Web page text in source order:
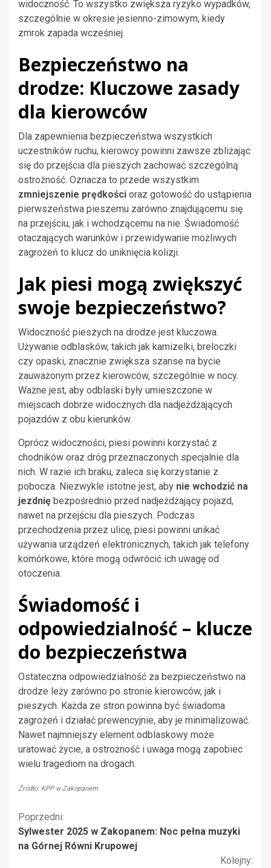
widoczność. To wszystko zwiększa ryzyko wypadków,
szczególnie w okresie jesienno-zimowym, kiedy
zmrok zapada wcześniej.
Bezpieczeństwo na
drodze: Kluczowe zasady
dla kierowców
Dla zapewnienia bezpieczeństwa wszystkich
uczestników ruchu, kierowcy powinni zawsze zbliżając
się do przejścia dla pieszych zachować szczególną
ostrożność. Oznacza to przede wszystkim
zmniejszenie prędkości oraz gotowość do ustąpienia
pierwszeństwa pieszemu zarówno znajdującemu się
na przejściu, jak i wchodzącemu na nie. Świadomość
otaczających warunków i przewidywanie możliwych
zagrożeń to klucz do uniknięcia kolizji.
Jak piesi mogą zwiększyć
swoje bezpieczeństwo?
Widoczność pieszych na drodze jest kluczowa.
Używanie odblasków, takich jak kamizelki, breloczki
czy opaski, znacznie zwiększa szanse na bycie
zauważonym przez kierowców, szczególnie w nocy.
Ważne jest, aby odblaski były umieszczone w
miejscach dobrze widocznych dla nadjeżdżających
pojazdów z obu kierunków.
Oprócz widoczności, piesi powinni korzystać z
chodników oraz dróg przeznaczonych specjalnie dla
nich. W razie ich braku, zaleca się korzystanie z
pobocza. Niezwykle istotne jest, aby nie wchodzić na
jezdnię bezpośrednio przed nadjeżdżający pojazd,
nawet na przejściu dla pieszych. Podczas
przechodzenia przez ulicę, piesi powinni unikać
używania urządzeń elektronicznych, takich jak telefony
komórkowe, które mogą odwrócić ich uwagę od
otoczenia.
Świadomość i
odpowiedzialność – klucze
do bezpieczeństwa
Ostateczna odpowiedzialność za bezpieczeństwo na
drodze leży zarówno po stronie kierowców, jak i
pieszych. Każda ze stron powinna być świadoma
zagrożeń i działać prewencyjnie, aby je minimalizować.
Nawet najmniejszy element odblaskowy może
uratować życie, a ostrożność i uwaga mogą zapobiec
wielu tragediom na drogach.
Źródło: KPP w Zakopanem
Kontynuuj
czytanie
Poprzedni:
Sylwester 2025 w Zakopanem: Noc pełna muzyki
na Górnej Równi Krupowej
Kolejny: